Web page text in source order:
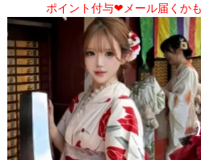
ポイント付与❤メール届くか